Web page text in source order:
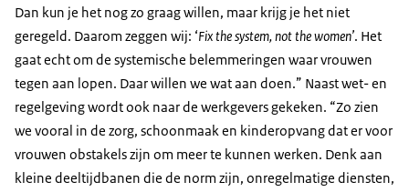
Dan kun je het nog zo graag willen, maar krijg je het niet
geregeld. Daarom zeggen wij: ‘Fix the system, not the women’. Het
gaat echt om de systemische belemmeringen waar vrouwen
tegen aan lopen. Daar willen we wat aan doen.” Naast wet- en
regelgeving wordt ook naar de werkgevers gekeken. “Zo zien
we vooral in de zorg, schoonmaak en kinderopvang dat er voor
vrouwen obstakels zijn om meer te kunnen werken. Denk aan
kleine deeltijdbanen die de norm zijn, onregelmatige diensten,